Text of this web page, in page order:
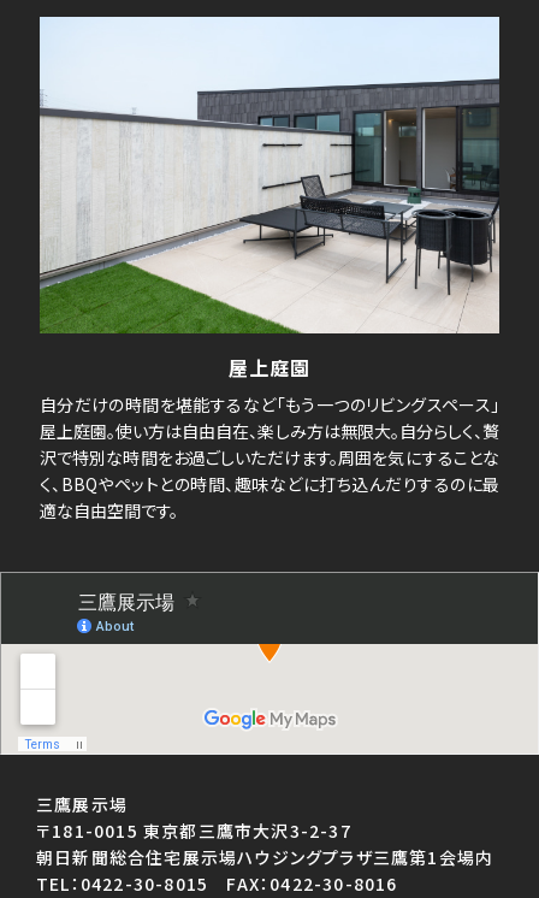
屋上庭園
自分だけの時間を堪能するなど「もう一つのリビングスペース」
屋上庭園。使い方は自由自在、楽しみ方は無限大。自分らしく、贅
沢で特別な時間をお過ごしいただけます。周囲を気にすることな
く、BBQやペットとの時間、趣味などに打ち込んだりするのに最
適な自由空間です。
三鷹展示場
〒181-0015 東京都三鷹市大沢3-2-37
朝日新聞総合住宅展示場ハウジングプラザ三鷹第1会場内
TEL：0422-30-8015 FAX：0422-30-8016